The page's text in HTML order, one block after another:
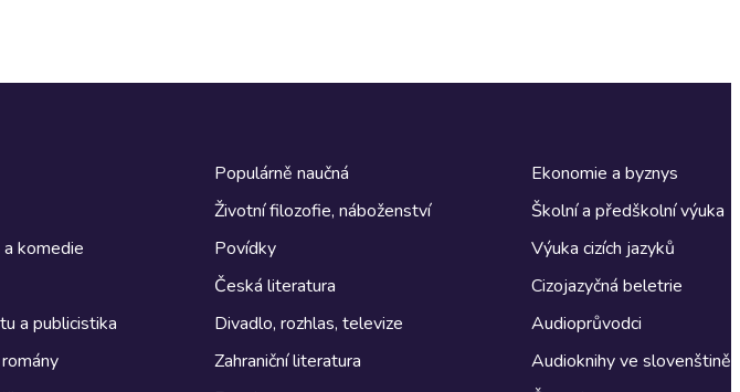
komedie
a publicistika
Populárně naučná
Životní filozofie, náboženství
Povídky
Česká literatura
Divadlo, rozhlas, televize
Zahraniční literatura
Ekonomie a byznys
Školní a předškolní výuka
Výuka cizích jazyků
Cizojazyčná beletrie
Audioprůvodci
Audioknihy ve slovenštině